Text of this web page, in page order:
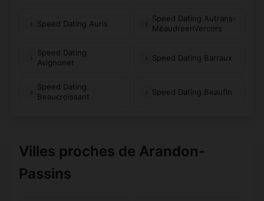
Speed Dating Auris
Speed Dating Autrans-
MéaudreenVercors
Speed Dating
Avignonet
Speed Dating Barraux
Speed Dating
Beaucroissant
Speed Dating Beaufin
Villes proches de Arandon-
Passins